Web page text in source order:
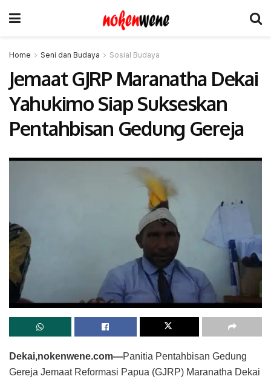
Home Seni dan Budaya Sosial Budaya
Jemaat GJRP Maranatha Dekai
Yahukimo Siap Sukseskan
Pentahbisan Gedung Gereja
Dekai,nokenwene.com—Panitia Pentahbisan Gedung
Gereja Jemaat Reformasi Papua (GJRP) Maranatha Dekai